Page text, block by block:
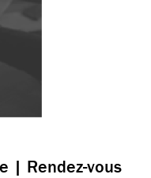
| Rendez-vous